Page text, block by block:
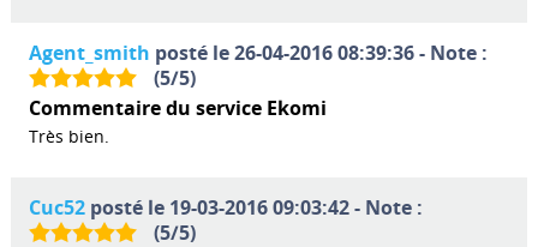
Agent_smith posté le 26-04-2016 08:39:36 - Note :
(5/5)
Commentaire du service Ekomi
Très bien.
Cuc52posté le 19-03-2016 09:03:42 - Note :
(5/5)